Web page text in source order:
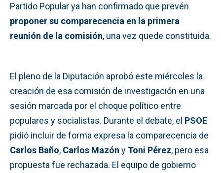
Partido Popular ya han confirmado que prevén
proponer su comparecencia en la primera
reunión de la comisión, una vez quede constituida.
El pleno de la Diputación aprobó este miércoles la
creación de esa comisión de investigación en una
sesión marcada por el choque político entre
populares y socialistas. Durante el debate, el PSOE
pidió incluir de forma expresa la comparecencia de
Carlos Baño, Carlos Mazón y Toni Pérez, pero esa
propuesta fue rechazada. El equipo de gobierno